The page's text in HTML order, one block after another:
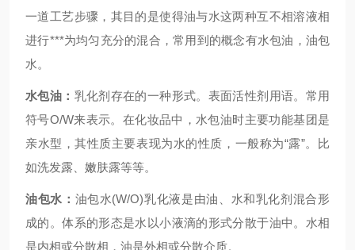
一道工艺步骤，其目的是使得油与水这两种互不相溶液相
进行***为均匀充分的混合，常用到的概念有水包油，油包
水。
水包油： 乳化剂 存在的一种形式。表面活性剂用语。常用
符号O/W来表示。在化妆品中，水包油时主要功能基团是
亲水型，其性质主要表现为水的性质，一般称为“露”。比
如洗发露、嫩肤露等等。
油包水： 油包水(W/O)乳化液是由油、水和乳化剂混合形
成的。体系的形态是水以小液滴的形式分散于油中。水相
是内相或分散相，油是外相或分散介质。